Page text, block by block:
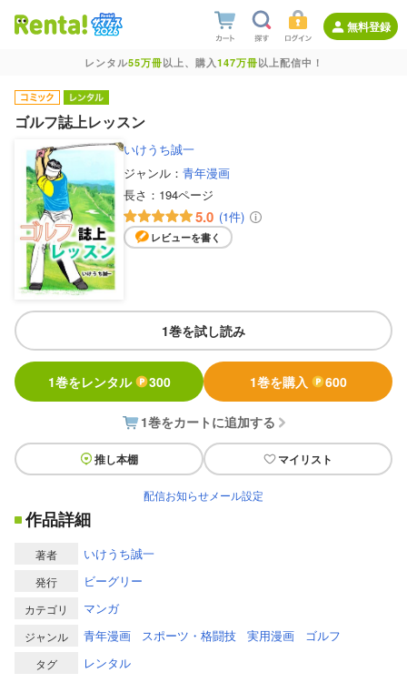
無料登録
レンタル55万冊以上、購入147万冊以上配信中！
ゴルフ誌上レッスン
いけうち誠一
ジャンル： 青年漫画
長さ： 194ページ
5.0 (1件)
レビューを書く
1巻を試し読み
1巻をレンタル 300 1巻を購入 600
1巻をカートに追加する
推し本棚 マイリスト
配信お知らせメール設定
作品詳細
著者 いけうち誠一
発行 ビーグリー
カテゴリ マンガ
ジャンル 青年漫画 スポーツ・格闘技 実用漫画 ゴルフ
タグ
レンタル